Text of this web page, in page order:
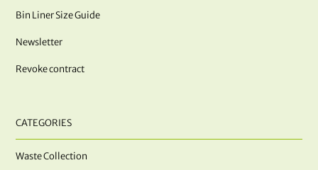
Bin Liner Size Guide
Newsletter
Revoke contract
CATEGORIES
Waste Collection